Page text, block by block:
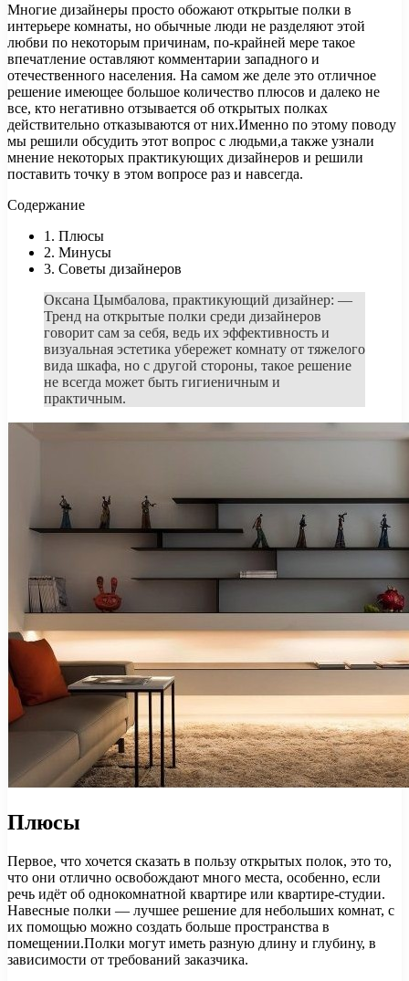
Многие дизайнеры просто обожают открытые полки в
интерьере комнаты, но обычные люди не разделяют этой
любви по некоторым причинам, по-крайней мере такое
впечатление оставляют комментарии западного и
отечественного населения. На самом же деле это отличное
решение имеющее большое количество плюсов и далеко не
все, кто негативно отзывается об открытых полках
действительно отказываются от них.Именно по этому поводу
мы решили обсудить этот вопрос с людьми,а также узнали
мнение некоторых практикующих дизайнеров и решили
поставить точку в этом вопросе раз и навсегда.
Содержание
1. Плюсы
2. Минусы
3. Советы дизайнеров
Оксана Цымбалова, практикующий дизайнер: —
Тренд на открытые полки среди дизайнеров
говорит сам за себя, ведь их эффективность и
визуальная эстетика убережет комнату от тяжелого
вида шкафа, но с другой стороны, такое решение
не всегда может быть гигиеничным и
практичным.
Плюсы
Первое, что хочется сказать в пользу открытых полок, это то,
что они отлично освобождают много места, особенно, если
речь идёт об однокомнатной квартире или квартире-студии.
Навесные полки — лучшее решение для небольших комнат, с
их помощью можно создать больше пространства в
помещении.Полки могут иметь разную длину и глубину, в
зависимости от требований заказчика.